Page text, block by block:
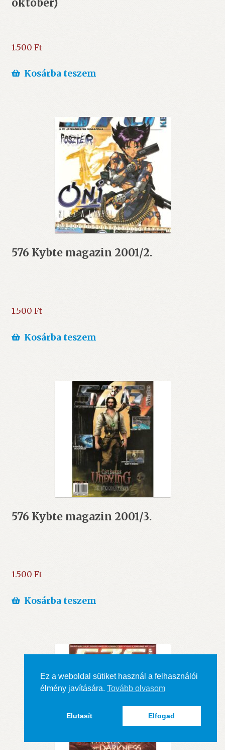
október)
1.500 Ft
Kosárba teszem
576 Kybte magazin 2001/2.
1.500 Ft
Kosárba teszem
576 Kybte magazin 2001/3.
1.500 Ft
Kosárba teszem
Ez a weboldal sütiket használ a felhasználói
élmény javítására. Tovább olvasom
Elutasít Elfogad